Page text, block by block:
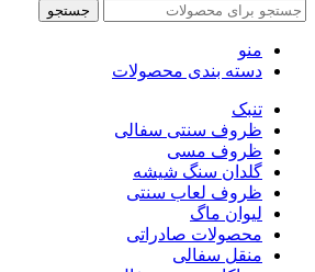
جستجو
منو
دسته بندی محصولات
تنبک
ظروف سنتی سفالی
ظروف مسی
گلدان سنگ شیشه
ظروف لعاب سنتی
لیوان ماگ
محصولات صادراتی
منقل سفالی